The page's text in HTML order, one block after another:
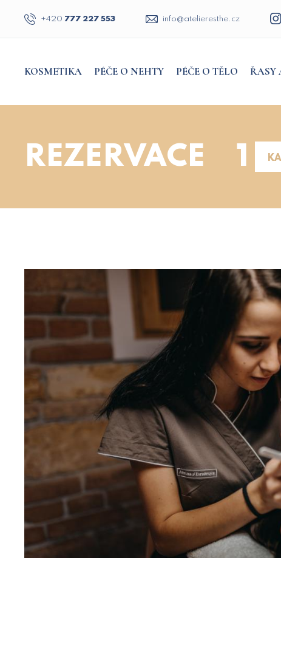
+420 777 227 553 zc.ehtsereileta@ofni
KOSMETIKA PÉČE O NEHTY PÉČE O TĚLO ŘASY
REZERVACE 1